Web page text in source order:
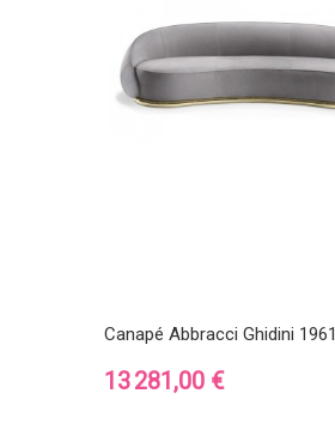
Canapé Abbracci Ghidini 1961
Prix
13 281,00 €